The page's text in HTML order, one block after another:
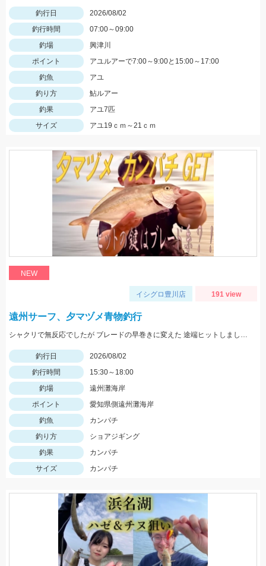
釣行日
2026/08/02
釣行時間
07:00～09:00
釣場
興津川
ポイント
アユルアーで7:00～9:00と15:00～17:00
釣魚
アユ
釣り方
鮎ルアー
釣果
アユ7匹
サイズ
アユ19ｃｍ～21ｃｍ
NEW
イシグロ豊川店 191 view
遠州サーフ、夕マヅメ青物釣行
シャクリで無反応でしたが ブレードの早巻きに変えた 途端ヒットしましたよ！
釣行日
2026/08/02
釣行時間
15:30～18:00
釣場
遠州灘海岸
ポイント
愛知県側遠州灘海岸
釣魚
カンパチ
釣り方
ショアジギング
釣果
カンパチ
サイズ
カンパチ